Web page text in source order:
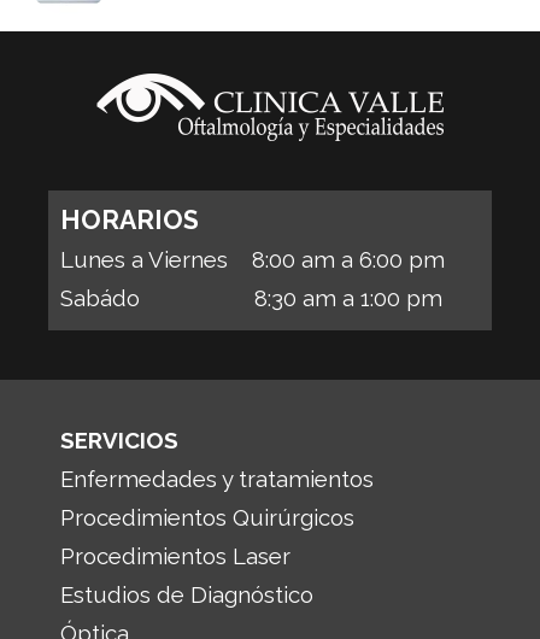
HORARIOS
Lunes a Viernes 8:00 am a 6:00 pm
Sabádo 8:30 am a 1:00 pm
SERVICIOS
Enfermedades y tratamientos
Procedimientos Quirúrgicos
Procedimientos Laser
Estudios de Diagnóstico
Óptica